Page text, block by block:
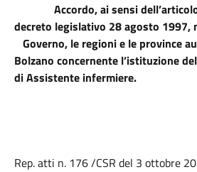
Accordo, ai sensi
decreto legislativo 28 agosto 1997,
Governo, le regioni e le province
Bolzano concernente l’istituzione
di Assistente infermiere.
Rep. atti n. 176 /CSR del 3 ottobre